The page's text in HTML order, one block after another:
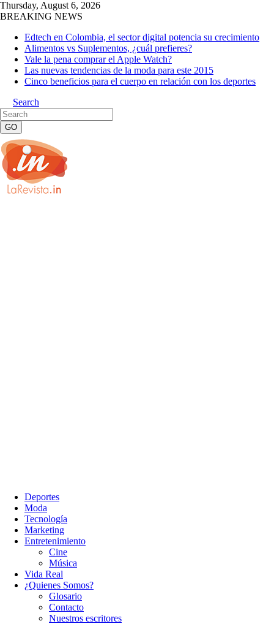
Thursday, August 6, 2026
BREAKING NEWS
Edtech en Colombia, el sector digital potencia su crecimiento
Alimentos vs Suplementos, ¿cuál prefieres?
Vale la pena comprar el Apple Watch?
Las nuevas tendencias de la moda para este 2015
Cinco beneficios para el cuerpo en relación con los deportes
Search
Deportes
Moda
Tecnología
Marketing
Entretenimiento
Cine
Música
Vida Real
¿Quienes Somos?
Glosario
Contacto
Nuestros escritores